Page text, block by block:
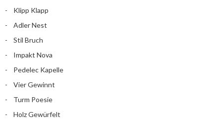
Klipp Klapp
Adler Nest
Stil Bruch
Impakt Nova
Pedelec Kapelle
Vier Gewinnt
Turm Poesie
Holz Gewürfelt